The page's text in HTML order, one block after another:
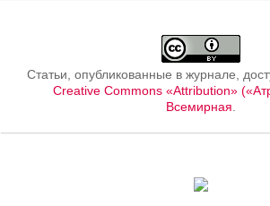
Статьи, опубликованные в журнале,
Creative Commons «Attribution»
Всемирная